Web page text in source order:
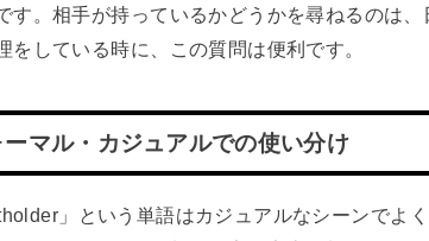
す。相手が持っているかどうかを尋ねるのは
をしている時に、この質問は便利です。
ーマル・カジュアルでの使い分け
」という単語はカジュアルなシーンでよ